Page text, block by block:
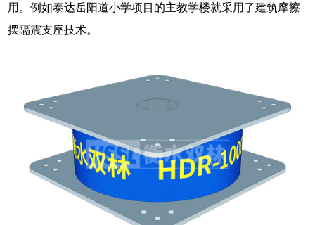
用。例如泰达岳阳道小学项目的主教学楼就采用了建筑摩擦
摆隔震支座技术。